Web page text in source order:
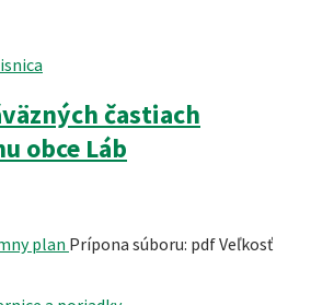
častiach
obce Láb
plan Prípona súboru: pdfVeľkosť